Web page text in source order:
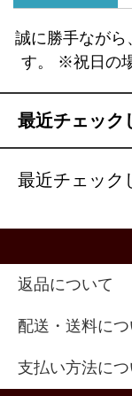
誠に勝手ながら
す。 ※祝日の
最近チェック
最近チェック
返品について
配送・送料につ
支払い方法につ